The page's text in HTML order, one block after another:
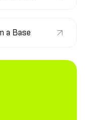
a Base